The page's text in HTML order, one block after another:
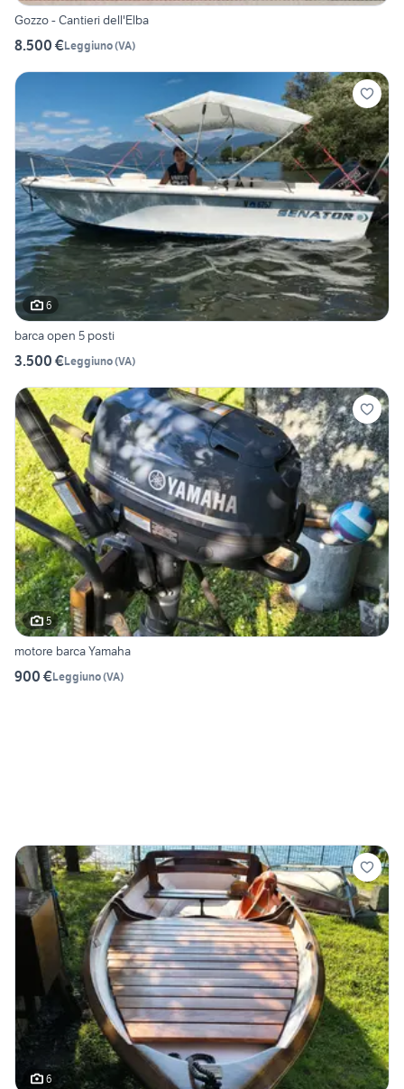
Gozzo - Cantieri dell'Elba
8.500 €Leggiuno(VA)
6
barca open 5 posti
3.500 €Leggiuno(VA)
5
motore barca Yamaha
900 €Leggiuno(VA)
6